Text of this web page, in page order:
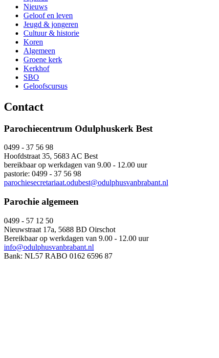
Nieuws
Geloof en leven
Jeugd & jongeren
Cultuur & historie
Koren
Algemeen
Groene kerk
Kerkhof
SBO
Geloofscursus
Contact
Parochiecentrum Odulphuskerk Best
0499 - 37 56 98
Hoofdstraat 35, 5683 AC Best
bereikbaar op werkdagen van 9.00 - 12.00 uur
pastorie: 0499 - 37 56 98
parochiesecretariaat.odubest@odulphusvanbrabant.nl
Parochie algemeen
0499 - 57 12 50
Nieuwstraat 17a, 5688 BD Oirschot
Bereikbaar op werkdagen van 9.00 - 12.00 uur
info@odulphusvanbrabant.nl
Bank: NL57 RABO 0162 6596 87